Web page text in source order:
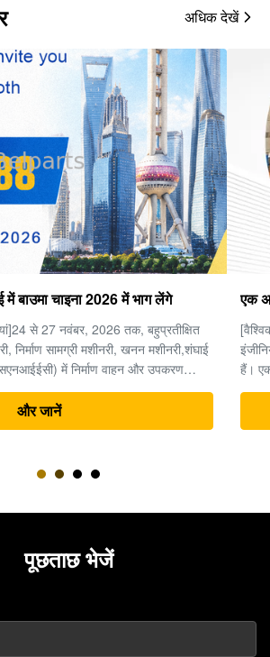
अधिक देखें
कैसे चुनें?
अवलोकन] भारी मशीनरी और अर्थमूविंग
पैसा है, और उत्खननकर्ता पूरी परियोजना का "दिल"
विद्युत प्रणाली के भीतर, अंतिम ड्राइव (ट्रैवल
दबाव वाली हाइड्रोलिक ऊर्जा को यांत्रिक
और जानें
पूछताछ भेजें